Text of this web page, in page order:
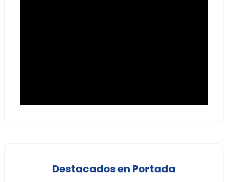
Destacados en Portada